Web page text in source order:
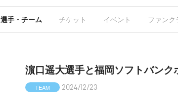
選手・チーム チケット イベント ファンク
濵口遥大選手と福岡ソフトバン
TEAM 2024/12/23